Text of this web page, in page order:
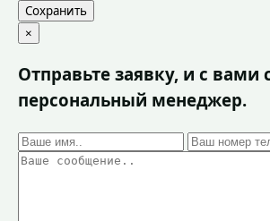
Сохранить
×
Отправьте заявку, и с вами
персональный менеджер.